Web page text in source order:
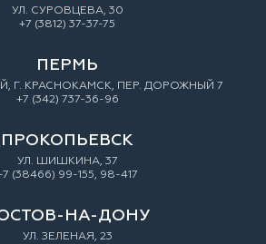
УЛ. СУРОВЦЕВА, 30
+7 (3812) 37-37-75
ПЕРМЬ
Г. КРАСНОКАМСК, ПЕР. ДОРОЖНЫЙ 7
+7 (342) 737-36-96
ПРОКОПЬЕВСК
УЛ. ШИШКИНА, 37
(38466) 99-155, 98-417
НА-ДОНУ
УЛ. ЗEЛEНAЯ, 23